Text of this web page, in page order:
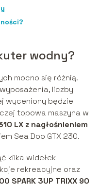
wodny?
mocno się różnią.
liczby
wyceniony będzie
topowa maszyna w
LX z nagłośnieniem
Sea Doo GTX 230.
kilka widełek
rekreacyjne oraz
SPARK 3UP TRIXX 90